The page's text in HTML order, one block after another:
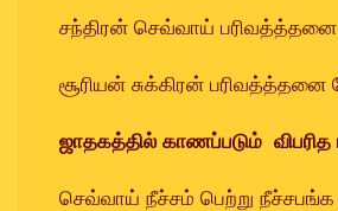
சந்திரன் செவ்வாய்
சூரியன் சுக்கிரன்
ஜாதகத்தில் காணப்படும்
செவ்வாய் நீச்சம் பெற்று